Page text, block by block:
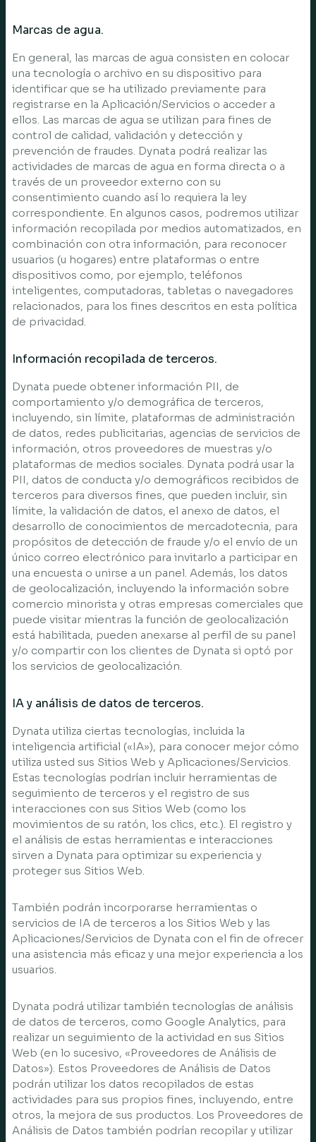
Marcas de agua.
En general, las marcas de agua consisten en colocar
una tecnología o archivo en su dispositivo para
identificar que se ha utilizado previamente para
registrarse en la Aplicación/Servicios o acceder a
ellos. Las marcas de agua se utilizan para fines de
control de calidad, validación y detección y
prevención de fraudes. Dynata podrá realizar las
actividades de marcas de agua en forma directa o a
través de un proveedor externo con su
consentimiento cuando así lo requiera la ley
correspondiente. En algunos casos, podremos utilizar
información recopilada por medios automatizados, en
combinación con otra información, para reconocer
usuarios (u hogares) entre plataformas o entre
dispositivos como, por ejemplo, teléfonos
inteligentes, computadoras, tabletas o navegadores
relacionados, para los fines descritos en esta política
de privacidad.
Información recopilada de terceros.
Dynata puede obtener información PII, de
comportamiento y/o demográfica de terceros,
incluyendo, sin límite, plataformas de administración
de datos, redes publicitarias, agencias de servicios de
información, otros proveedores de muestras y/o
plataformas de medios sociales. Dynata podrá usar la
PII, datos de conducta y/o demográficos recibidos de
terceros para diversos fines, que pueden incluir, sin
límite, la validación de datos, el anexo de datos, el
desarrollo de conocimientos de mercadotecnia, para
propósitos de detección de fraude y/o el envío de un
único correo electrónico para invitarlo a participar en
una encuesta o unirse a un panel. Además, los datos
de geolocalización, incluyendo la información sobre
comercio minorista y otras empresas comerciales que
puede visitar mientras la función de geolocalización
está habilitada, pueden anexarse al perfil de su panel
y/o compartir con los clientes de Dynata si optó por
los servicios de geolocalización.
IA y análisis de datos de terceros.
Dynata utiliza ciertas tecnologías, incluida la
inteligencia artificial («IA»), para conocer mejor cómo
utiliza usted sus Sitios Web y Aplicaciones/Servicios.
Estas tecnologías podrían incluir herramientas de
seguimiento de terceros y el registro de sus
interacciones con sus Sitios Web (como los
movimientos de su ratón, los clics, etc.). El registro y
el análisis de estas herramientas e interacciones
sirven a Dynata para optimizar su experiencia y
proteger sus Sitios Web.
También podrán incorporarse herramientas o
servicios de IA de terceros a los Sitios Web y las
Aplicaciones/Servicios de Dynata con el fin de ofrecer
una asistencia más eficaz y una mejor experiencia a los
usuarios.
Dynata podrá utilizar también tecnologías de análisis
de datos de terceros, como Google Analytics, para
realizar un seguimiento de la actividad en sus Sitios
Web (en lo sucesivo, «Proveedores de Análisis de
Datos»). Estos Proveedores de Análisis de Datos
podrán utilizar los datos recopilados de estas
actividades para sus propios fines, incluyendo, entre
otros, la mejora de sus productos. Los Proveedores de
Análisis de Datos también podrían recopilar y utilizar